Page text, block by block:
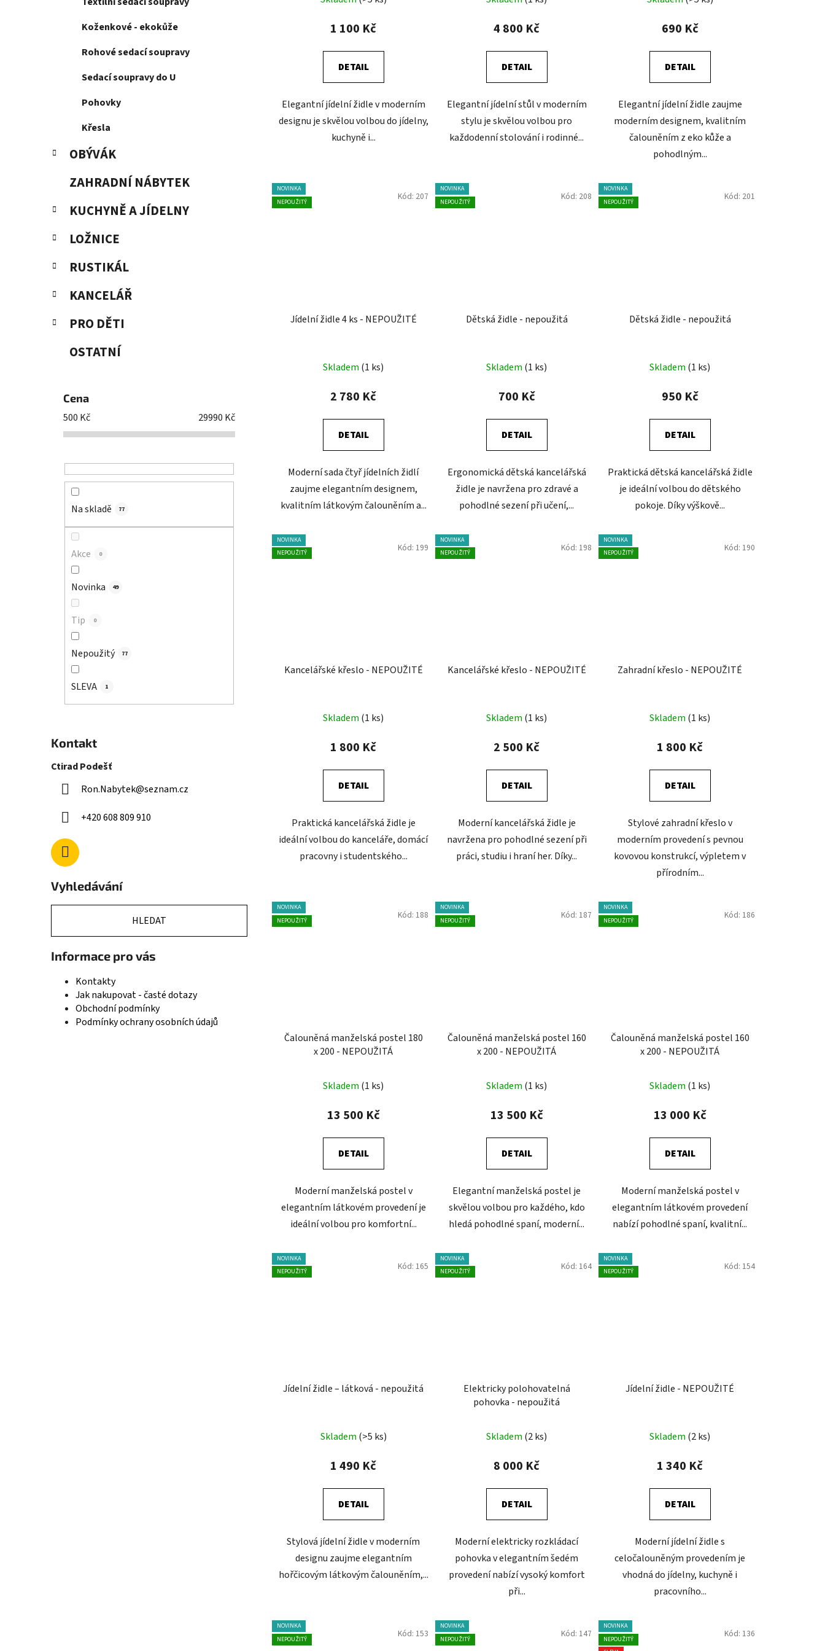
Koženkové - ekokůže
Rohové sedací soupravy
Sedací soupravy do U
Pohovky
Křesla
OBÝVÁK
ZAHRADNÍ NÁBYTEK
KUCHYNĚ A JÍDELNY
LOŽNICE
RUSTIKÁL
KANCELÁŘ
PRO DĚTI
OSTATNÍ
Cena
500 Kč 29990 Kč
Na skladě 77
Akce 0
Novinka 49
Tip 0
Nepoužitý 77
SLEVA 1
Kontakt
Ctirad Podešť
Ron.Nabytek@seznam.cz
+420 608 809 910
Vyhledávání
HLEDAT
Informace pro vás
Kontakty
Jak nakupovat - časté dotazy
Obchodní podmínky
Podmínky ochrany osobních údajů
1 100 Kč
DETAIL
Elegantní jídelní židle v moderním
designu je skvělou volbou do jídelny,
kuchyně i...
4 800 Kč
DETAIL
Elegantní jídelní stůl v moderním
stylu je skvělou volbou pro
každodenní stolování i rodinné...
690 Kč
DETAIL
Elegantní jídelní židle zaujme
moderním designem, kvalitním
čalouněním z eko kůže a
pohodlným...
NOVINKA
NEPOUŽITÝ
Jídelní židle 4 ks - NEPOUŽITÉ
Skladem (1 ks)
2 780 Kč
DETAIL
Moderní sada čtyř jídelních židlí
zaujme elegantním designem,
kvalitním látkovým čalouněním a...
Kód: 207
NOVINKA
NEPOUŽITÝ
Dětská židle - nepoužitá
Skladem (1 ks)
700 Kč
DETAIL
Ergonomická dětská kancelářská
židle je navržena pro zdravé a
pohodlné sezení při učení,...
Kód: 208
NOVINKA
NEPOUŽITÝ
Dětská židle - nepoužitá
Skladem (1 ks)
950 Kč
DETAIL
Praktická dětská kancelářská židle
je ideální volbou do dětského
pokoje. Díky výškově...
Kód: 201
NOVINKA
NEPOUŽITÝ
Kancelářské křeslo - NEPOUŽITÉ
Skladem (1 ks)
1 800 Kč
DETAIL
Praktická kancelářská židle je
ideální volbou do kanceláře, domácí
pracovny i studentského...
Kód: 199
NOVINKA
NEPOUŽITÝ
Kancelářské křeslo - NEPOUŽITÉ
Skladem (1 ks)
2 500 Kč
DETAIL
Moderní kancelářská židle je
navržena pro pohodlné sezení při
práci, studiu i hraní her. Díky...
Kód: 198
NOVINKA
NEPOUŽITÝ
Zahradní křeslo - NEPOUŽITÉ
Skladem (1 ks)
1 800 Kč
DETAIL
Stylové zahradní křeslo v
moderním provedení s pevnou
kovovou konstrukcí, výpletem v
přírodním...
Kód: 190
NOVINKA
NEPOUŽITÝ
Čalouněná manželská postel 180
x 200 - NEPOUŽITÁ
Skladem (1 ks)
13 500 Kč
DETAIL
Moderní manželská postel v
elegantním látkovém provedení je
ideální volbou pro komfortní...
Kód: 188
NOVINKA
NEPOUŽITÝ
Čalouněná manželská postel 160
x 200 - NEPOUŽITÁ
Skladem (1 ks)
13 500 Kč
DETAIL
Elegantní manželská postel je
skvělou volbou pro každého, kdo
hledá pohodlné spaní, moderní...
Kód: 187
NOVINKA
NEPOUŽITÝ
Čalouněná manželská postel 160
x 200 - NEPOUŽITÁ
Skladem (1 ks)
13 000 Kč
DETAIL
Moderní manželská postel v
elegantním látkovém provedení
nabízí pohodlné spaní, kvalitní...
Kód: 186
NOVINKA
NEPOUŽITÝ
Jídelní židle – látková - nepoužitá
Skladem (>5 ks)
1 490 Kč
DETAIL
Stylová jídelní židle v moderním
designu zaujme elegantním
hořčicovým látkovým čalouněním,...
Kód: 165
NOVINKA
NEPOUŽITÝ
Elektricky polohovatelná
pohovka - nepoužitá
Skladem (2 ks)
8 000 Kč
DETAIL
Moderní elektricky rozkládací
pohovka v elegantním šedém
provedení nabízí vysoký komfort
při...
Kód: 164
NOVINKA
NEPOUŽITÝ
Jídelní židle - NEPOUŽITÉ
Skladem (2 ks)
1 340 Kč
DETAIL
Moderní jídelní židle s
celočalouněným provedením je
vhodná do jídelny, kuchyně i
pracovního...
Kód: 154
NOVINKA
NEPOUŽITÝ
Kód: 153
NOVINKA
NEPOUŽITÝ
Kód: 147
NOVINKA
NEPOUŽITÝ
Kód: 136